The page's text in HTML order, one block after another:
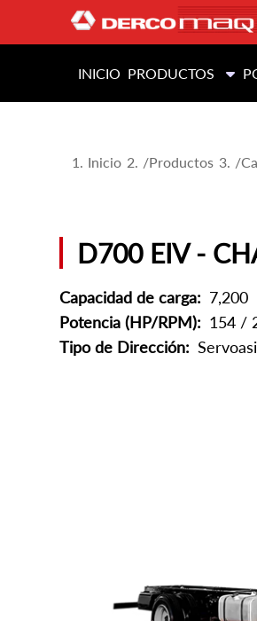
INICIO PRODUCTOS
Inicio /Productos /
D700 EIV -
Capacidad de carga: 7,200
Potencia (HP/RPM): 154 /
Tipo de Dirección: